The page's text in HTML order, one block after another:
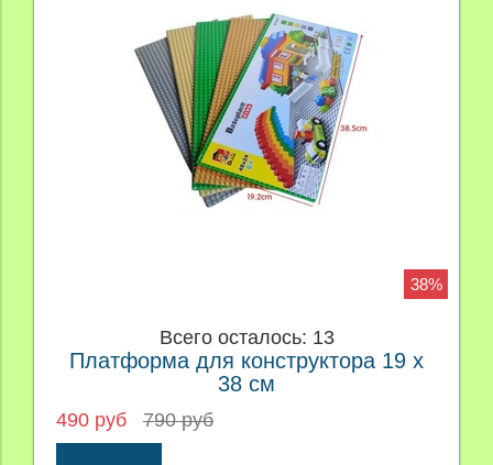
38%
Всего осталось: 13
Платформа для конструктора 19 x
38 см
490 руб 790 руб